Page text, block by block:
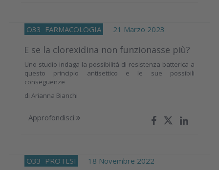
O33 FARMACOLOGIA 21 Marzo 2023
E se la clorexidina non funzionasse più?
Uno studio indaga la possibilità di resistenza batterica a
questo principio antisettico e le sue possibili
conseguenze
di Arianna Bianchi
Approfondisci
O33 PROTESI 18 Novembre 2022